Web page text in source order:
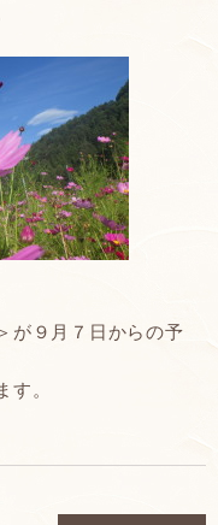
が９月７日からの予
す。